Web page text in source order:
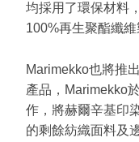
均採用了環保材料
100%再生聚酯纖維
Marimekko也將推
產品，Marimekko
作，將赫爾辛基印
的剩餘紡織面料及